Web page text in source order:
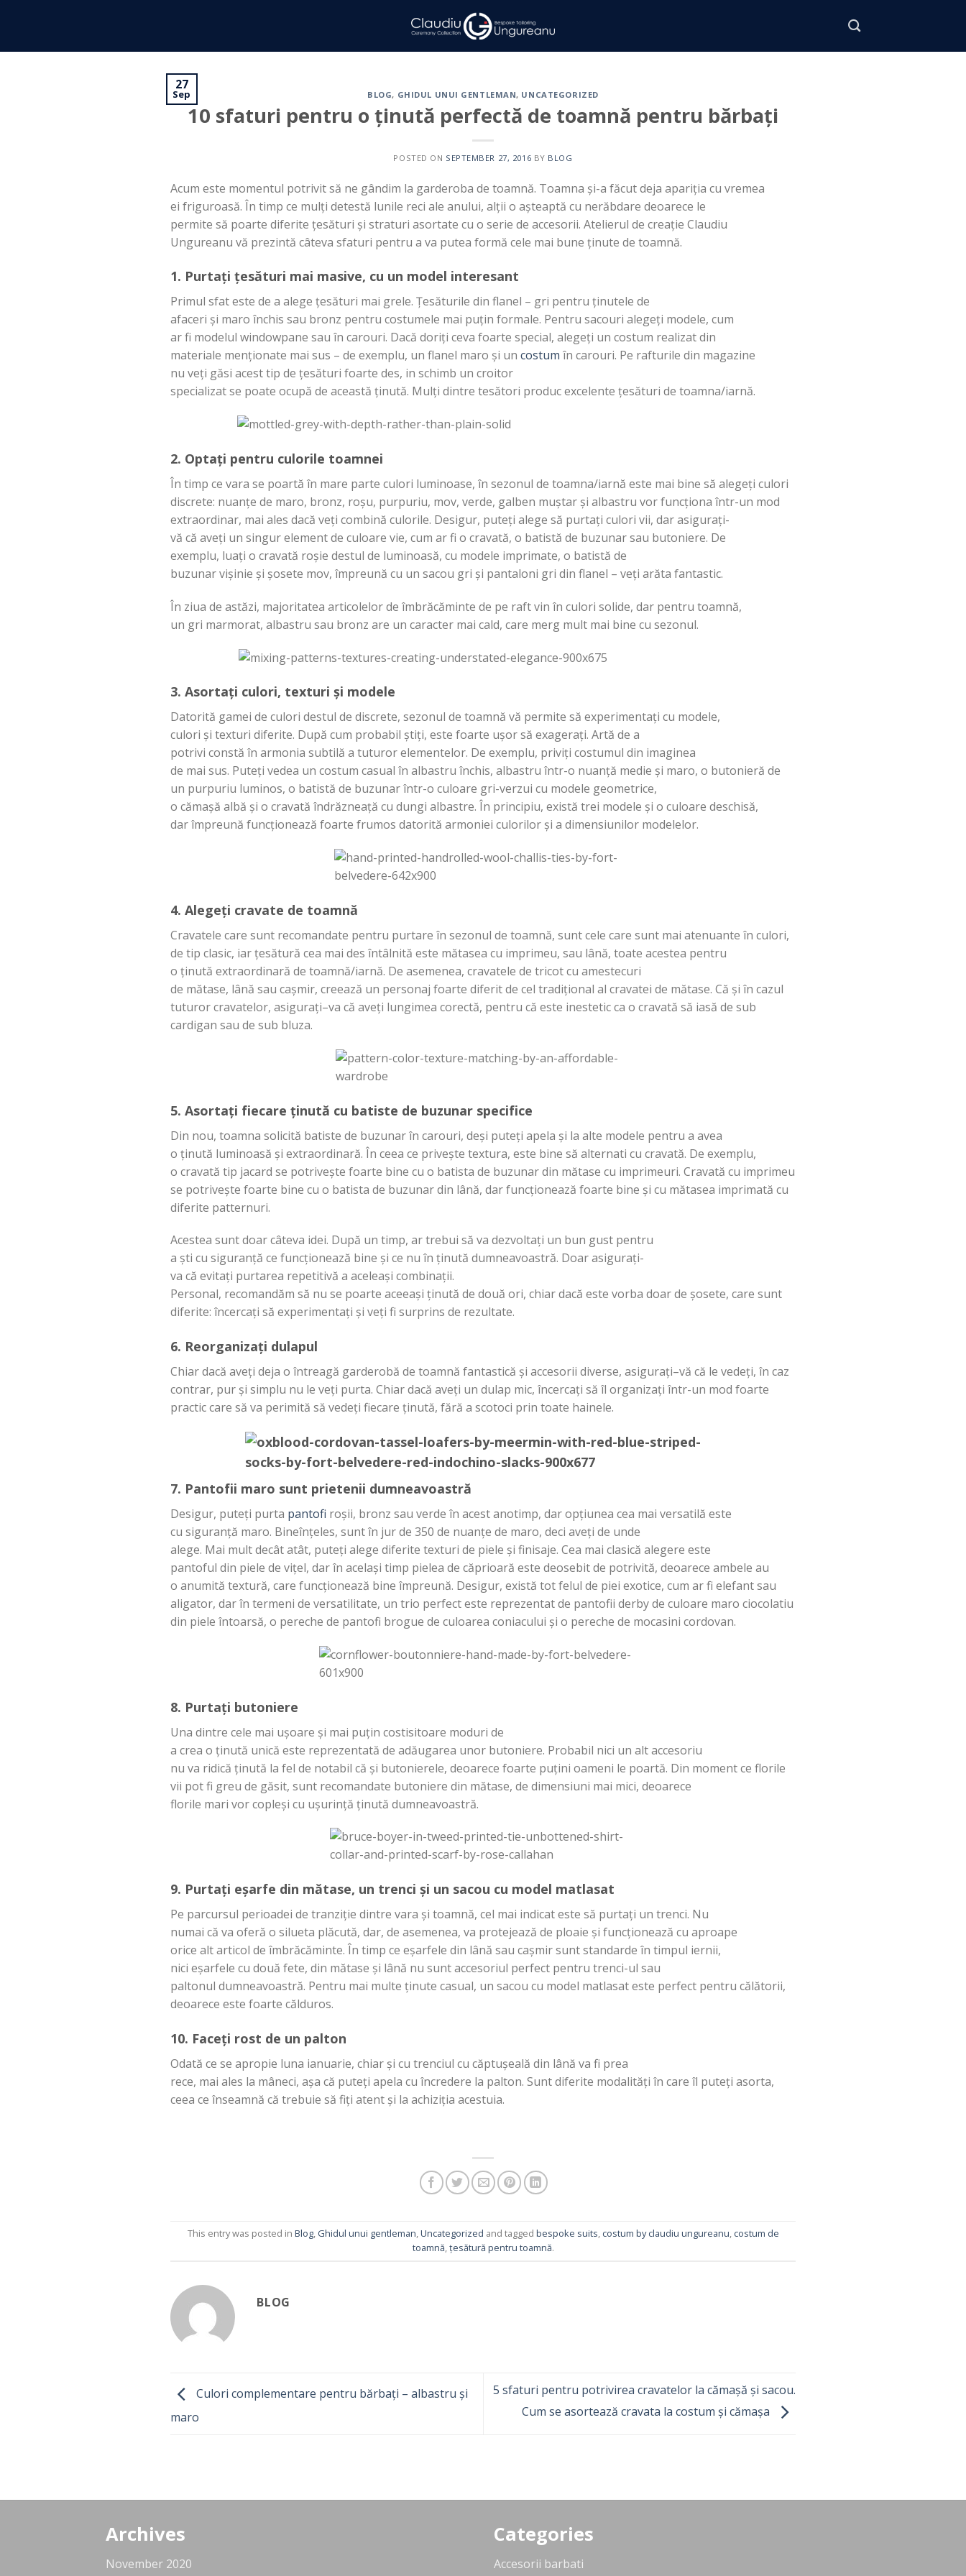
27
Sep BLOG, GHIDUL UNUI GENTLEMAN, UNCATEGORIZED
10 sfaturi pentru o ținută perfectă de toamnă pentru bărbați
POSTED ON SEPTEMBER 27, 2016 BY BLOG
Acum este momentul potrivitsă ne gândim la garderoba de toamnă. Toamna și-a făcutdeja apariția cu vremea
ei friguroasă. În timp ce mulți detestă lunile reci ale anului, alții o așteaptă cu nerăbdare deoarece le
permite să poarte diferite țesături și straturi asortate cu o serie de accesorii. Atelierul de creație Claudiu
Ungureanu vă prezintă câteva sfaturi pentru a va putea formă cele mai bune ținute de toamnă.
1. Purtați țesături mai masive, cu un model interesant
Primul sfateste de a alege țesături mai grele. Țesăturile din flanel – gri pentru ținutele de
afaceri și maro închis sau bronz pentru costumele mai puțin formale. Pentru sacouri alegeți modele, cum
arfi modelul windowpane sau în carouri. Dacă doriți ceva foarte special, alegeți un costum realizat din
materiale menționate mai sus – de exemplu, un flanel maro și un costum în carouri. Pe rafturile din magazine
nu veți găsi acesttip de țesături foarte des, in schimb un croitor
specializatse poate ocupă de această ținută. Mulți dintre tesători producexcelente țesături de toamna/iarnă.
2. Optați pentru culorile toamnei
În timp ce vara se poartă în mare parte culori luminoase, în sezonul de toamna/iarnă este mai bine să alegeți culori
discrete: nuanțe de maro, bronz, roșu, purpuriu, mov, verde, galben muștar și albastru vorfuncționa într-un mod
extraordinar, mai ales dacă veți combină culorile. Desigur, puteți alege să purtați culori vii, darasigurați-
vă că aveți un singurelement de culoare vie, cum arfi o cravată, o batistă de buzunarsau butoniere. De
exemplu, luați o cravată roșie destul de luminoasă, cu modele imprimate, o batistă de
buzunarvișinie și șosete mov, împreună cu un sacou gri și pantaloni gri din flanel – veți arăta fantastic.
În ziua de astăzi, majoritatea articolelor de îmbrăcăminte de pe raftvin în culori solide, dar pentru toamnă,
un gri marmorat, albastru sau bronz are un caracter mai cald, care merg mult mai bine cu sezonul.
3. Asortați culori, texturi și modele
Datorită gamei de culori destul de discrete, sezonul de toamnă vă permite să experimentați cu modele,
culori și texturi diferite. După cum probabil știți, este foarte ușorsă exagerați. Artă de a
potrivi constă în armonia subtilă a tuturor elementelor. De exemplu, priviți costumul din imaginea
de mai sus. Puteți vedea un costum casual în albastru închis, albastru într-o nuanță medie și maro, o butonieră de
un purpuriu luminos, o batistă de buzunarîntr-o culoare gri-verzui cu modele geometrice,
o cămașă albă și o cravată îndrăzneață cu dungi albastre. În principiu, există trei modele și o culoare deschisă,
darîmpreună funcționează foarte frumos datorită armoniei culorilor și a dimensiunilor modelelor.
4. Alegeți cravate de toamnă
Cravatele care sunt recomandate pentru purtare în sezonul de toamnă, sunt cele care sunt mai atenuante în culori,
de tip clasic, iarțesătură cea mai des întâlnită este mătasea cu imprimeu, sau lână, toate acestea pentru
o ținută extraordinară de toamnă/iarnă. De asemenea, cravatele de tricot cu amestecuri
de mătase, lână sau cașmir, creează un personaj foarte diferit de cel tradițional al cravatei de mătase. Că și în cazul
tuturor cravatelor, asigurați–va că aveți lungimea corectă, pentru că este inestetic ca o cravată să iasă de sub
cardigan sau de sub bluza.
5. Asortați fiecare ținută cu batiste de buzunar specifice
Din nou, toamna solicită batiste de buzunarîn carouri, deși puteți apela și la alte modele pentru a avea
o ținută luminoasă și extraordinară. În ceea ce privește textura, este bine să alternati cu cravată. De exemplu,
o cravată tip jacard se potrivește foarte bine cu o batista de buzunardin mătase cu imprimeuri. Cravată cu imprimeu
se potrivește foarte bine cu o batista de buzunar din lână, darfuncționează foarte bine și cu mătasea imprimată cu
diferite patternuri.
Acestea suntdoarcâteva idei. După un timp, ar trebui să va dezvoltați un bun gust pentru
a ști cu siguranță ce funcționează bine și ce nu în ținută dumneavoastră. Doarasigurați-
va că evitați purtarea repetitivă a aceleași combinații.
Personal, recomandăm să nu se poarte aceeași ținută de două ori, chiardacă este vorba doar de șosete, care sunt
diferite: încercați să experimentați și veți fi surprins de rezultate.
6. Reorganizați dulapul
Chiardacă aveți deja o întreagă garderobă de toamnă fantastică și accesorii diverse, asigurați–vă că le vedeți, în caz
contrar, pur și simplu nu le veți purta. Chiardacă aveți un dulap mic, încercați să îl organizați într-un mod foarte
practiccare să va perimită să vedeți fiecare ținută, fără a scotoci prin toate hainele.
7. Pantofii maro sunt prietenii dumneavoastră
Desigur, puteți purta pantofi roșii, bronz sau verde în acest anotimp, daropțiunea cea mai versatilă este
cu siguranță maro. Bineînțeles, suntîn jur de 350 de nuanțe de maro, deci aveți de unde
alege. Mai multdecâtatât, puteți alege diferite texturi de piele și finisaje. Cea mai clasică alegere este
pantoful din piele de vițel, darîn același timp pielea de căprioară este deosebit de potrivită, deoarece ambele au
o anumită textură, care funcționează bine împreună. Desigur, există totfelul de piei exotice, cum arfi elefant sau
aligator, darîn termeni de versatilitate, un trio perfect este reprezentat de pantofii derby de culoare maro ciocolatiu
din piele întoarsă, o pereche de pantofi brogue de culoarea coniacului și o pereche de mocasini cordovan.
8. Purtați butoniere
Una dintre cele mai ușoare și mai puțin costisitoare moduri de
a crea o ținută unică este reprezentată de adăugarea unor butoniere. Probabil nici un altaccesoriu
nu va ridică ținută la fel de notabil că și butonierele, deoarece foarte puțini oameni le poartă. Din moment ce florile
vii potfi greu de găsit, sunt recomandate butoniere din mătase, de dimensiuni mai mici, deoarece
florile mari vorcopleși cu ușurință ținută dumneavoastră.
9. Purtați eșarfe din mătase, un trenci și un sacou cu model matlasat
Pe parcursul perioadei de tranziție dintre vara și toamnă, cel mai indicat este să purtați un trenci. Nu
numai că va oferă o silueta plăcută, dar, de asemenea, va protejează de ploaie și funcționează cu aproape
orice altarticol de îmbrăcăminte. În timp ce eșarfele din lână sau cașmirsuntstandarde în timpul iernii,
nici eșarfele cu două fete, din mătase și lână nu sunt accesoriul perfect pentru trenci-ul sau
paltonul dumneavoastră. Pentru mai multe ținute casual, un sacou cu model matlasat este perfect pentru călătorii,
deoarece este foarte călduros.
10. Faceți rost de un palton
Odată ce se apropie luna ianuarie, chiar și cu trenciul cu căptușeală din lână va fi prea
rece, mai ales la mâneci, așa că puteți apela cu încredere la palton. Suntdiferite modalități în care îl puteți asorta,
ceea ce înseamnă că trebuie să fiți atent și la achiziția acestuia.
This entry was posted in Blog, Ghidul unui gentleman,Uncategorized and tagged bespoke suits, costum by claudiu ungureanu, costum de
toamnă,țesătură pentru toamnă.
BLOG
Culori complementare pentru bărbați – albastru și
maro
5 sfaturi pentru potrivirea cravatelor la cămașă și sacou.
Cum se asortează cravata la costum și cămașa
Archives
November 2020
Categories
Accesorii barbati